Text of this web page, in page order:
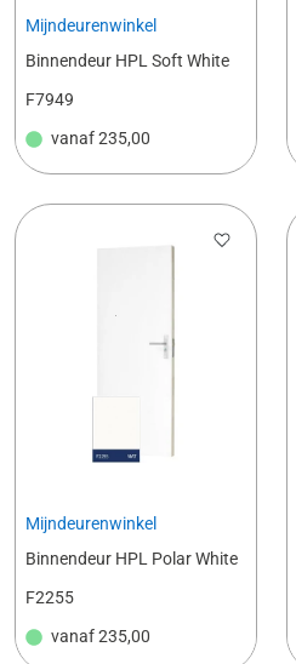
Mijndeurenwinkel
Binnendeur HPL Soft White
F7949
vanaf235,00
Mijndeurenwinkel
Binnendeur HPL Polar White
F2255
vanaf235,00